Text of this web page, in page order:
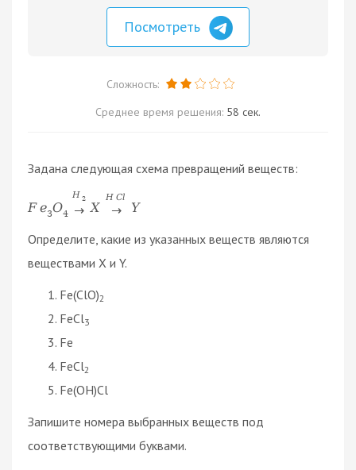
Посмотреть
Сложность:
Среднее время решения: 58 сек.
Задана следующая схема превращений веществ:
F e3O4
H 2
→ X
H Cl
→ Y
Определите, какие из указанных веществ являются
веществами X и Y.
Fe(ClO)2
FeCl3
Fe
FeCl2
Fe(OH)Cl
Запишите номера выбранных веществ под
соответствующими буквами.